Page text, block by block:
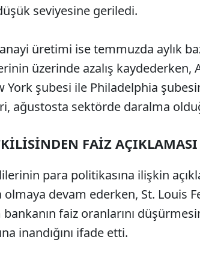
seviyesine geriledi.
üretimi ise temmuzda aylık
üzerinde azalış kaydederken,
York şubesi ile Philadelphia
ağustosta sektörde daralma
FAİZ AÇIKLAMASI
para politikasına ilişkin
olmaya devam ederken, St. Louis
faiz oranlarını
inandığını ifade etti.